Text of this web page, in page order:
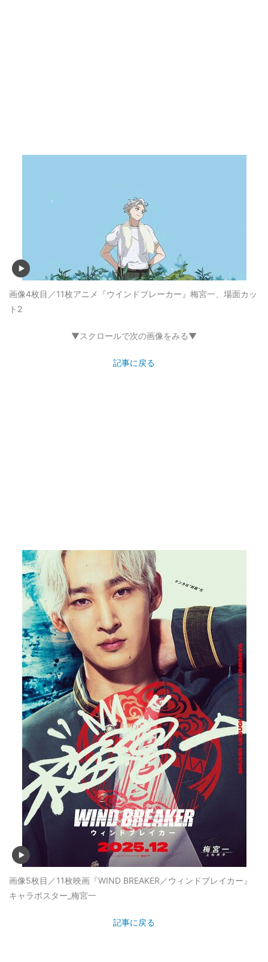
画像4枚目／11枚アニメ『ウインドブレーカー』梅宮一、場面カッ
ト2
▼スクロールで次の画像をみる▼
記事に戻る
画像5枚目／11枚映画『WIND BREAKER／ウィンドブレイカー』
キャラポスター_梅宮一
記事に戻る